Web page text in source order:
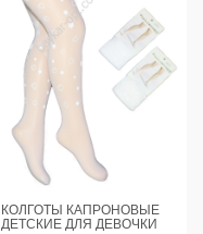
КОЛГОТЫ КАПРОНОВЫЕ
ДЕТСКИЕ ДЛЯ ДЕВОЧКИ